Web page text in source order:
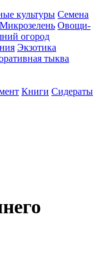
культуры Семена
Микрозелень Овощи-
огород
Экзотика
тыква
Книги Сидераты